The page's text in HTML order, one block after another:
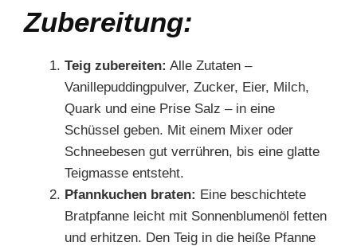
Zubereitung:
Teig zubereiten: Alle Zutaten –
Vanillepuddingpulver, Zucker, Eier, Milch,
Quark und eine Prise Salz – in eine
Schüssel geben. Mit einem Mixer oder
Schneebesen gut verrühren, bis eine glatte
Teigmasse entsteht.
Pfannkuchen braten: Eine beschichtete
Bratpfanne leicht mit Sonnenblumenöl fetten
und erhitzen. Den Teig in die heiße Pfanne